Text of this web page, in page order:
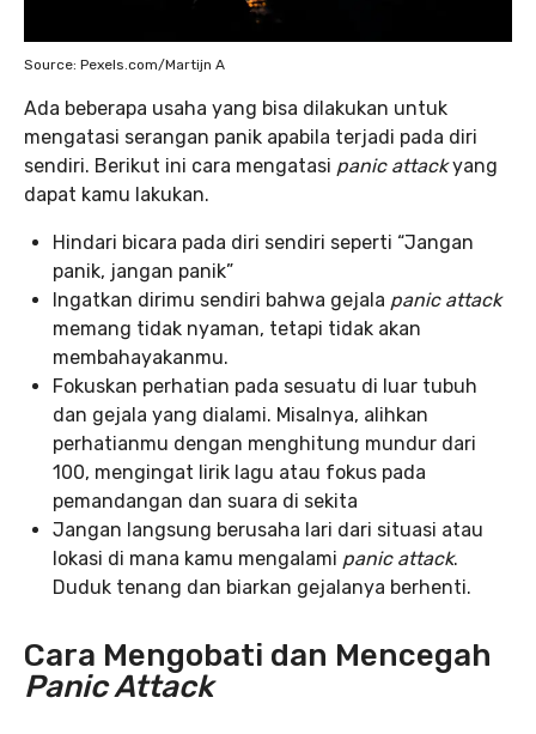
Source: Pexels.com/Martijn A
Ada beberapa usaha yang bisa dilakukan untuk
mengatasi serangan panik apabila terjadi pada diri
sendiri. Berikut ini cara mengatasi panic attackyang
dapat kamu lakukan.
Hindari bicara pada diri sendiri seperti “Jangan
panik, jangan panik”
Ingatkan dirimu sendiri bahwa gejala panic attack
memang tidak nyaman, tetapi tidak akan
membahayakanmu.
Fokuskan perhatian pada sesuatu di luar tubuh
dan gejala yang dialami. Misalnya, alihkan
perhatianmu dengan menghitung mundur dari
100, mengingat lirik lagu atau fokus pada
pemandangan dan suara di sekita
Jangan langsung berusaha lari dari situasi atau
lokasi di mana kamu mengalami panic attack.
Duduk tenang dan biarkan gejalanya berhenti.
Cara Mengobati dan Mencegah
Panic Attack